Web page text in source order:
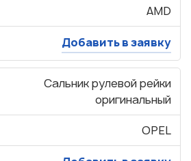
AMD
Добавить в заявку
Сальник рулевой рейки
оригинальный
OPEL